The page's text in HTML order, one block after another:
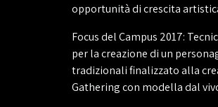
opportunità di crescita
Focus del Campus 2017:
per la creazione di un
tradizionali finalizzato alla
Gathering con modella dal